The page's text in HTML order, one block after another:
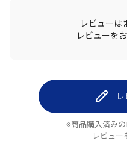
レビューは
レビューを
※商品購入済み
レビュー